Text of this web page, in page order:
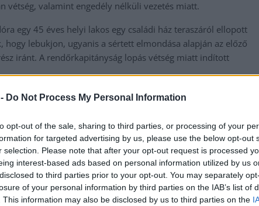
Do Not Process My Personal Information
opt-out of the sale, sharing to third parties, or processing of your
for targeted advertising by us, please use the below opt-out
selection. Please note that after your opt-out request is processed
interest-based ads based on personal information utilized by us
to third parties prior to your opt-out. You may separately
of your personal information by third parties on the IAB’s list of
This information may also be disclosed by us to third parties on the
vétség, valamint engedély nélküli vezetés miatt.
egy 45 éves helyi lakos egy családi ház teraszáról ellopott
lebukjon, ugyanis a sértett elmondása alapján az előző
iránt. A rendőrkapitányság lopás vétség miatt indított
elkerülné a propagandát,
ideés csatlakozzon adománygyűjtésünkhöz!
,lopás, rendőrség,szilveszter, tiszafüred,újév
Nemzeti Sport: Oliver Vidin lett az év edzője